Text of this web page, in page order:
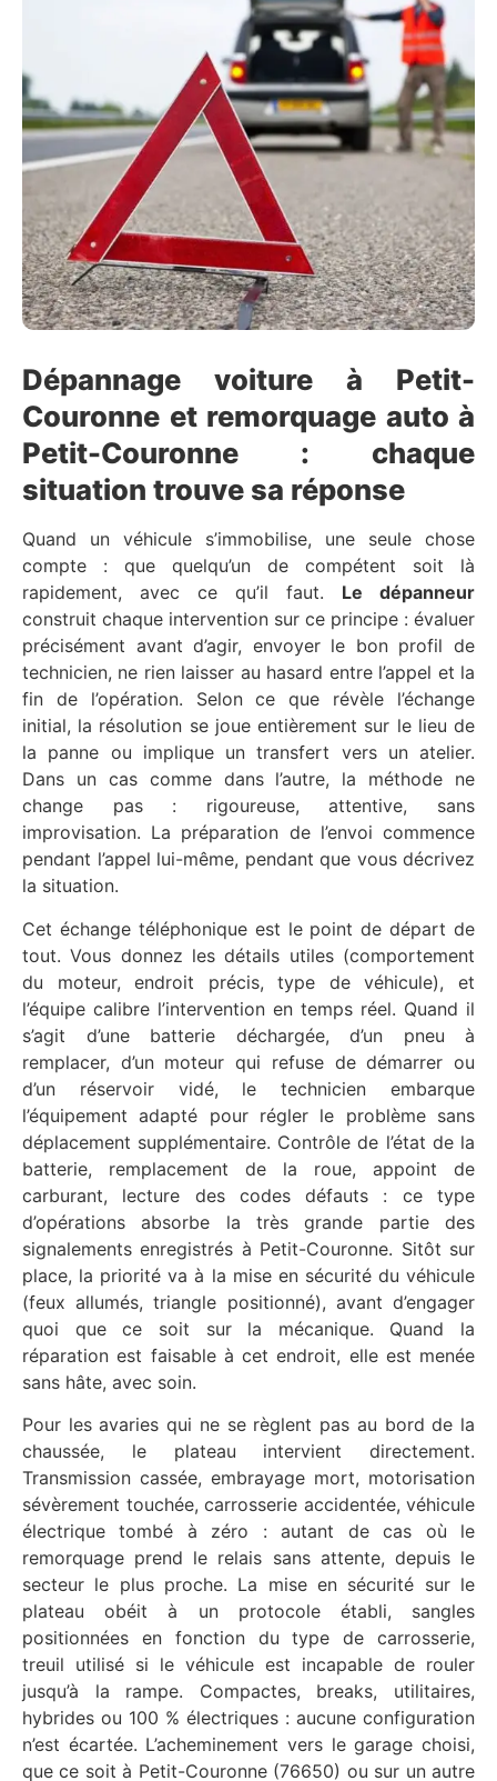
Dépannage voiture à Petit-
Couronne et remorquage auto à
Petit-Couronne : chaque
situation trouve sa réponse
Quand un véhicule s’immobilise, une seule chose
compte : que quelqu’un de compétent soit là
rapidement, avec ce qu’il faut. Le dépanneur
construit chaque intervention sur ce principe : évaluer
précisément avant d’agir, envoyer le bon profil de
technicien, ne rien laisser au hasard entre l’appel et la
fin de l’opération. Selon ce que révèle l’échange
initial, la résolution se joue entièrement sur le lieu de
la panne ou implique un transfert vers un atelier.
Dans un cas comme dans l’autre, la méthode ne
change pas : rigoureuse, attentive, sans
improvisation. La préparation de l’envoi commence
pendant l’appel lui-même, pendant que vous décrivez
la situation.
Cet échange téléphonique est le point de départ de
tout. Vous donnez les détails utiles (comportement
du moteur, endroit précis, type de véhicule), et
l’équipe calibre l’intervention en temps réel. Quand il
s’agit d’une batterie déchargée, d’un pneu à
remplacer, d’un moteur qui refuse de démarrer ou
d’un réservoir vidé, le technicien embarque
l’équipement adapté pour régler le problème sans
déplacement supplémentaire. Contrôle de l’état de la
batterie, remplacement de la roue, appoint de
carburant, lecture des codes défauts : ce type
d’opérations absorbe la très grande partie des
signalements enregistrés à Petit-Couronne. Sitôt sur
place, la priorité va à la mise en sécurité du véhicule
(feux allumés, triangle positionné), avant d’engager
quoi que ce soit sur la mécanique. Quand la
réparation est faisable à cet endroit, elle est menée
sans hâte, avec soin.
Pour les avaries qui ne se règlent pas au bord de la
chaussée, le plateau intervient directement.
Transmission cassée, embrayage mort, motorisation
sévèrement touchée, carrosserie accidentée, véhicule
électrique tombé à zéro : autant de cas où le
remorquage prend le relais sans attente, depuis le
secteur le plus proche. La mise en sécurité sur le
plateau obéit à un protocole établi, sangles
positionnées en fonction du type de carrosserie,
treuil utilisé si le véhicule est incapable de rouler
jusqu’à la rampe. Compactes, breaks, utilitaires,
hybrides ou 100 % électriques : aucune configuration
n’est écartée. L’acheminement vers le garage choisi,
que ce soit à Petit-Couronne (76650) ou sur un autre